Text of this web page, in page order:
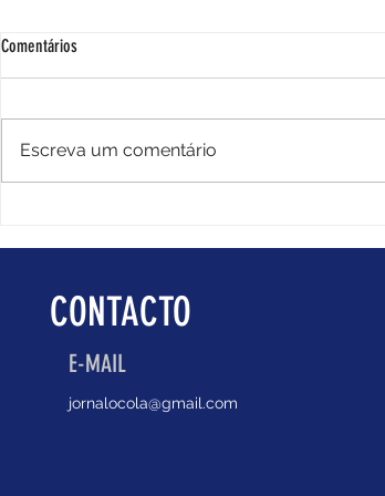
Something like that
Editado por: Rita Costa Nate
a superpower. Tonight, the
bench he was sitting on was too
Comentários
Escreva um comentário
CONTACTO
E-MAIL
jornalocola@gmail.com